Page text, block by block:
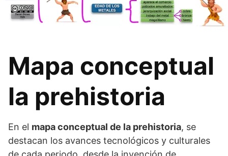
Mapa conceptual
la prehistoria
En el mapa conceptual de la prehistoria, se
destacan los avances tecnológicos y culturales